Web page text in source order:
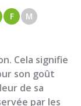
F M
Cela signifie
son goût
de sa
par les